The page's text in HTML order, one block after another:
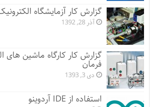
گزارش کار آزمایشگاه
آذر 28, 1392
گزارش کار کارگاه ماشین های
فرمان
دی 3, 1393
استفاده از IDE آردوینو